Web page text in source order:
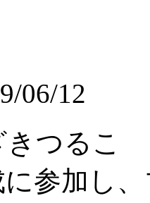
06/12
きつるこ
参加し